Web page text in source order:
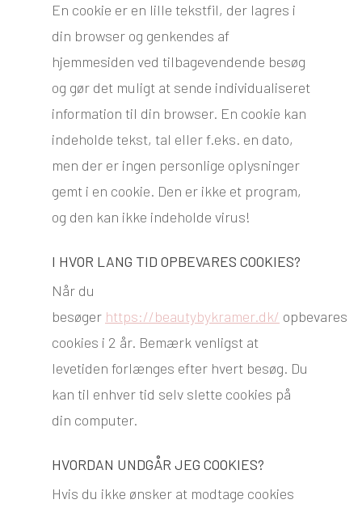
En cookie er en lille tekstfil, der lagres i
din browser og genkendes af
hjemmesiden ved tilbagevendende besøg
og gør det muligt at sende individualiseret
information til din browser. En cookie kan
indeholde tekst, tal eller f.eks. en dato,
men der er ingen personlige oplysninger
gemt i en cookie. Den er ikke et program,
og den kan ikke indeholde virus!​
I HVOR LANG TID OPBEVARES COOKIES?
Når du
besøger https://beautybykramer.dk/ opbevares
cookies i 2 år. Bemærk venligst at
levetiden forlænges efter hvert besøg. Du
kan til enhver tid selv slette cookies på
din computer.
HVORDAN UNDGÅR JEG COOKIES?
Hvis du ikke ønsker at modtage cookies